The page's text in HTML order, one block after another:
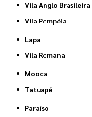
Vila Anglo Brasileira
Vila Pompéia
Lapa
Vila Romana
Mooca
Tatuapé
Paraíso